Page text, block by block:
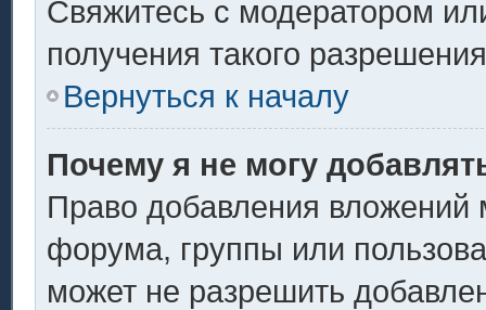
Свяжитесь с модератором
получения такого
Вернуться к началу
Почему я не могу
Право добавления вложений
форума, группы или
может не разрешить